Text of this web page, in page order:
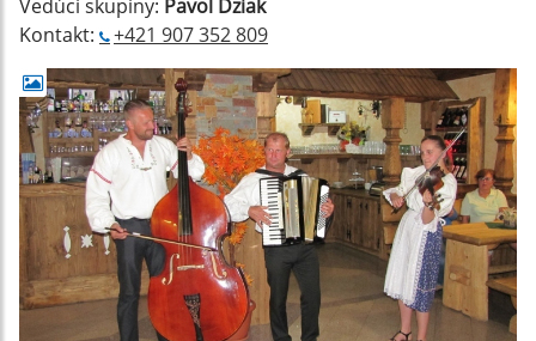
Vedúci skupiny: Pavol Dziak
Kontakt:
+421 907 352 809